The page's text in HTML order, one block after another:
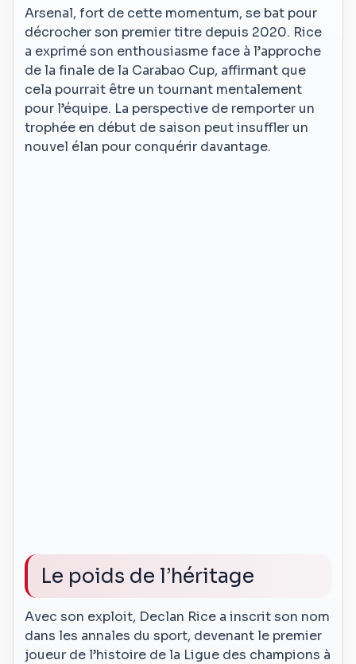
Arsenal, fort de cette momentum, se bat pour
décrocher son premier titre depuis 2020. Rice
a exprimé son enthousiasme face à l’approche
de la finale de la Carabao Cup, affirmant que
cela pourrait être un tournant mentalement
pour l’équipe. La perspective de remporter un
trophée en début de saison peut insuffler un
nouvel élan pour conquérir davantage.
Le poids de l’héritage
Avec son exploit, Declan Rice a inscrit son nom
dans les annales du sport, devenant le premier
joueur de l’histoire de la Ligue des champions à